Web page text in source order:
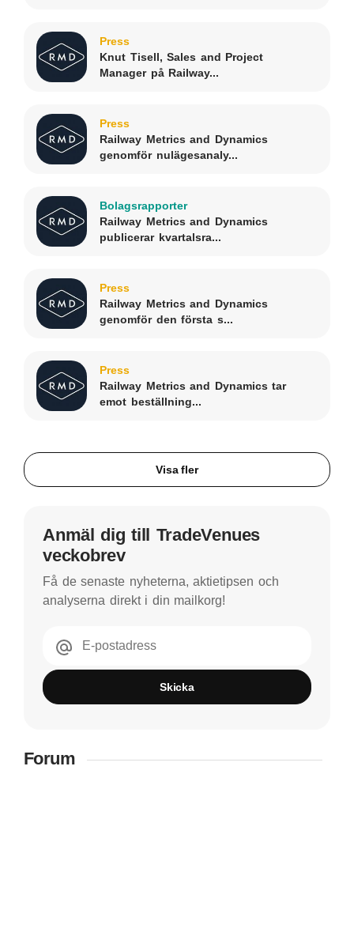
Press
Knut Tisell, Sales and Project
Manager på Railway...
Press
Railway Metrics and Dynamics
genomför nulägesanaly...
Bolagsrapporter
Railway Metrics and Dynamics
publicerar kvartalsra...
Press
Railway Metrics and Dynamics
genomför den första s...
Press
Railway Metrics and Dynamics tar
emot beställning...
Visa fler
Anmäl dig till TradeVenues
veckobrev
Få de senaste nyheterna, aktietipsen och
analyserna direkt i din mailkorg!
E-postadress
Skicka
Forum